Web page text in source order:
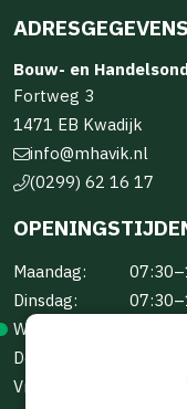
ADRESGEGEVENS
Bouw- en
Fortweg 3
1471 EB Kwadijk
info@mhavik.nl
(0299) 62 16 17
Maandag:
Dinsdag:
Woensdag:
Donderdag:
Vrijdag: